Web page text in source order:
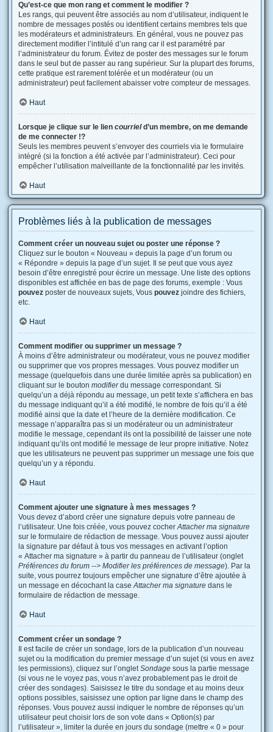
Qu’est-ce que mon rang et comment le modifier ?
Les rangs, qui peuvent être associés au nom d’utilisateur, indiquent le
nombre de messages postés ou identifient certains membres tels que
les modérateurs et administrateurs. En général, vous ne pouvez pas
directement modifier l’intitulé d’un rang car il est paramétré par
l’administrateur du forum. Évitez de poster des messages sur le forum
dans le seul but de passer au rang supérieur. Sur la plupart des forums,
cette pratique est rarement tolérée et un modérateur (ou un
administrateur) peut facilement abaisser votre compteur de messages.
Haut
Lorsque je clique sur le lien courrield’un membre, on me demande
de me connecter !?
Seuls les membres peuvent s’envoyer des courriels via le formulaire
intégré (si la fonction a été activée par l’administrateur). Ceci pour
empêcher l’utilisation malveillante de la fonctionnalité par les invités.
Haut
Problèmes liés à la publication de messages
Comment créer un nouveau sujet ou poster une réponse ?
Cliquez sur le bouton « Nouveau » depuis la page d’un forum ou
« Répondre » depuis la page d’un sujet. Il se peut que vous ayez
besoin d’être enregistré pour écrire un message. Une liste des options
disponibles est affichée en bas de page des forums, exemple : Vous
pouvez poster de nouveaux sujets, Vous pouvez joindre des fichiers,
etc.
Haut
Comment modifier ou supprimer un message ?
À moins d’être administrateur ou modérateur, vous ne pouvez modifier
ou supprimer que vos propres messages. Vous pouvez modifier un
message (quelquefois dans une durée limitée après sa publication) en
cliquant sur le bouton modifierdu message correspondant. Si
quelqu’un a déjà répondu au message, un petit texte s’affichera en bas
du message indiquant qu’il a été modifié, le nombre de fois qu’il a été
modifié ainsi que la date et l’heure de la dernière modification. Ce
message n’apparaîtra pas si un modérateur ou un administrateur
modifie le message, cependant ils ont la possibilité de laisser une note
indiquant qu’ils ont modifié le message de leur propre initiative. Notez
que les utilisateurs ne peuvent pas supprimer un message une fois que
quelqu’un y a répondu.
Haut
Comment ajouter une signature à mes messages ?
Vous devez d’abord créer une signature depuis votre panneau de
l’utilisateur. Une fois créée, vous pouvez cocherAttacher ma signature
sur le formulaire de rédaction de message. Vous pouvez aussi ajouter
la signature par défaut à tous vos messages en activant l’option
« Attacher ma signature » à partir du panneau de l’utilisateur (onglet
Préférences du forum --> Modifier les préférences de message). Par la
suite, vous pourrez toujours empêcher une signature d’être ajoutée à
un message en décochant la caseAttacher ma signature dans le
formulaire de rédaction de message.
Haut
Comment créer un sondage ?
Il est facile de créer un sondage, lors de la publication d’un nouveau
sujet ou la modification du premier message d’un sujet (si vous en avez
les permissions), cliquez sur l’ongletSondage sous la partie message
(si vous ne le voyez pas, vous n’avez probablement pas le droit de
créer des sondages). Saisissez le titre du sondage et au moins deux
options possibles, saisissez une option par ligne dans le champ des
réponses. Vous pouvez aussi indiquer le nombre de réponses qu’un
utilisateur peut choisir lors de son vote dans « Option(s) par
l’utilisateur », limiter la durée en jours du sondage (mettre « 0 » pour